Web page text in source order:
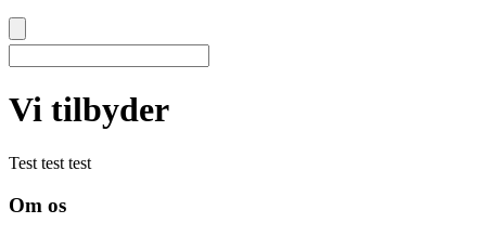
Vi tilbyder
Test test test
Om os